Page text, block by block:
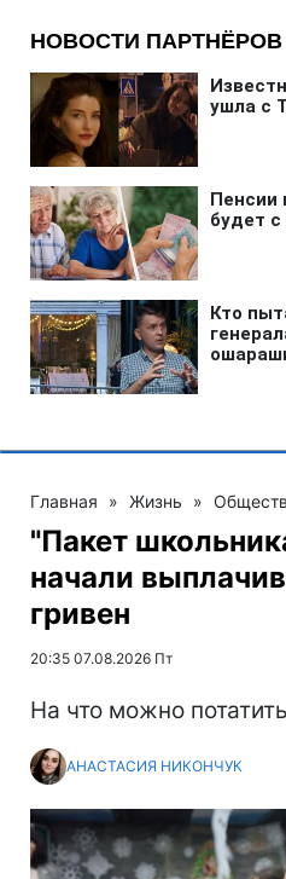
Главная » Жизнь »
"Пакет
начали
гривен
20:35 07.08.2026 Пт
На что можно
АНАСТАСИЯ НИКОНЧУК